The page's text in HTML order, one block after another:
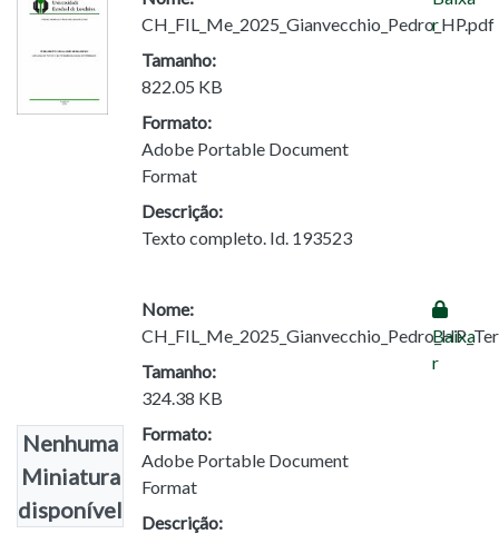
CH_FIL_Me_2025_Gianvecchio_Pedro_HP.pdf
Tamanho:
822.05 KB
Formato:
Adobe Portable Document
Format
Descrição:
Texto completo. Id. 193523
r
Nenhuma
Miniatura
disponível
Nome:
Tamanho:
324.38 KB
Formato:
Adobe Portable Document
Format
Descrição:
Baixa
r